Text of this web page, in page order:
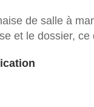
de salle à
et le dossier,